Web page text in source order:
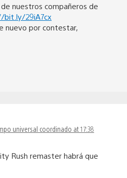
nuestros compañeros de
29iA7cx
nuevo por contestar,
universal coordinado at 17:38
Rush remaster habrá que